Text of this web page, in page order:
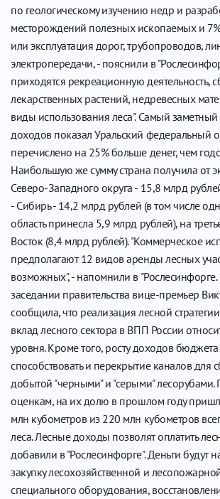
по геологическому изучению недр и
месторождений полезных ископаемых и 7%
или эксплуатация дорог, трубопроводов,
электропередачи, - пояснили в
приходятся рекреационную деятельность,
лекарственных растений, недревесных
виды использования леса". Самый
доходов показал Уральский федеральный
перечислено на 25% больше денег, чем
Наибольшую же сумму страна получила от
Северо-Западного округа - 15,8 млрд
- Сибирь - 14,2 млрд рублей (в том числе
область принесла 5,9 млрд рублей), на
Восток (8,4 млрд рублей). "Коммерческое
предполагают 12 видов аренды лесных
возможных", - напомнили в "Рослесинфорге.
заседании правительства вице-премьер
сообщила, что реализация лесной
вклад лесного сектора в ВПП России
уровня. Кроме того, росту доходов бюджета
способствовать и перекрытие каналов для
добытой "черными" и "серыми" лесорубами.
оценкам, на их долю в прошлом году
млн кубометров из 220 млн кубометров
леса. Лесные доходы позволят оплатить
добавили в "Рослесинфорге". Деньги будут
закупку лесохозяйственной и
специального оборудования,